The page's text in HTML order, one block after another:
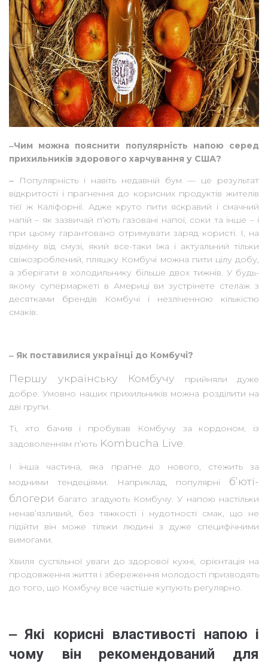
‒Чим можна пояснити популярність напою серед
прихильників здорового харчування у США?
‒ Популярність і навіть недавній бум — це результат
відкритості і прагнення до корисних продуктів жителів
тієї ж Каліфорнії. Адже круто пити яскравий і смачний
напій – як зазвичай п’ють газовані напої, соки та інше – і
при цьому гарантовано отримувати заряд користі. І, на
відміну від смузі, який все-таки їжа і актуальний тільки
свіжозроблений, пляшку Комбучі можна пити цілу добу,
а зберігати в холодильнику більше двох тижнів. У будь-
якому супермаркеті в Америці ви зустрінете стелаж з
десятками брендів Комбучі і незліченною кількістю
смаків.
‒ Як поставилися українці до Комбучі?
Першу українську Комбучу прийняли дуже
добре. Умовно наших прихильників можна розділити на
дві групи.
Ті, хто бачив і пробував Комбучу за кордоном, із
задоволенням п’ють Kombucha Live.
І інша частина, яка прагне до нового, стежить за
модними тендеціями. Наприклад, популярні б’юті-
блогери багато згадують Комбучу. У напою настільки
ненав’язливий, без тяжкості і нудотності смак, що не
підійти він може тільки людині з дуже специфічними
вимогами.
Хвиля суспільної уваги до здорової кухні, орієнтація на
продовження життя і збереження молодості призводять
до того, що Комбучу все частіше купують регулярно.
‒ Які корисні властивості напою і
чому він рекомендований для